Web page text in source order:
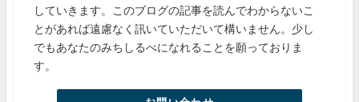
していきます。このブログの記事を読んでわからないこ
とがあれば遠慮なく訊いていただいて構いません。少し
でもあなたのみちしるべになれることを願っておりま
す。